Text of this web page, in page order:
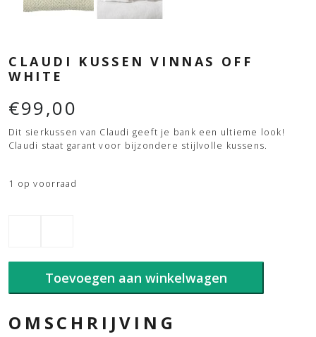
CLAUDI KUSSEN VINNAS OFF
WHITE
€99,00
Dit sierkussen van Claudi geeft je bank een ultieme look!
Claudi staat garant voor bijzondere stijlvolle kussens.
1 op voorraad
aantal
Toevoegen aan winkelwagen
OMSCHRIJVING